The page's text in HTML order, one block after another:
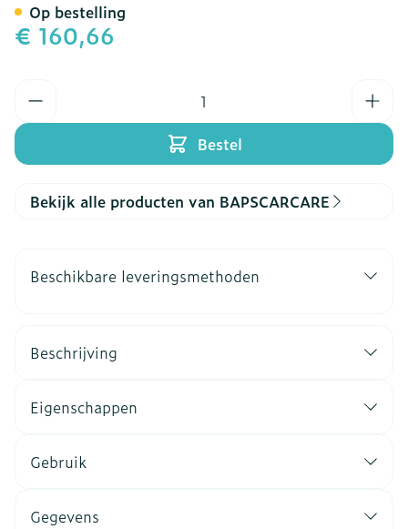
€ 160,66
Bestel
Op bestelling
Bekijk alle producten van BAPSCARCARE
Beschikbare leveringsmethoden
Beschrijving
Eigenschappen
Gebruik
Gegevens